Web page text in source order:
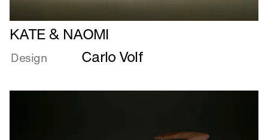
Læs
mere
om
KATE & NAOMI
Design Carlo Volf